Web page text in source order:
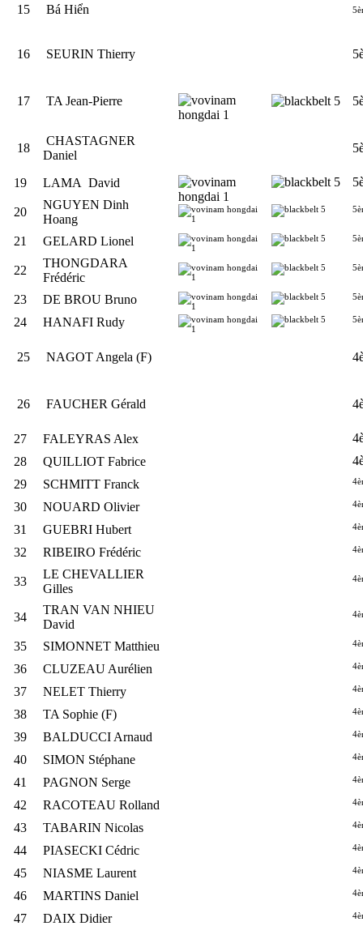
15 Bá Hiển
16 SEURIN Thierry
17 TA Jean-Pierre
18
CHASTAGNER
Daniel
19 LAMA David
20
NGUYEN Dinh
Hoang
21 GELARD Lionel
22
THONGDARA
Frédéric
23 DE BROU Bruno
24 HANAFI Rudy
25 NAGOT Angela (F)
26 FAUCHER Gérald
27 FALEYRAS Alex
28
QUILLIOT Fabrice
29
SCHMITT Franck
30 NOUARD Olivier
31 GUEBRI Hubert
32 RIBEIRO Frédéric
33
LE CHEVALLIER
Gilles
34
TRAN VAN NHIEU
David
35 SIMONNET Matthieu
36 CLUZEAU Aurélien
37 NELET Thierry
38 TA Sophie (F)
39 BALDUCCI Arnaud
40 SIMON Stéphane
41 PAGNON Serge
42 RACOTEAU Rolland
43 TABARIN Nicolas
44 PIASECKI Cédric
45 NIASME Laurent
46 MARTINS Daniel
47 DAIX Didier